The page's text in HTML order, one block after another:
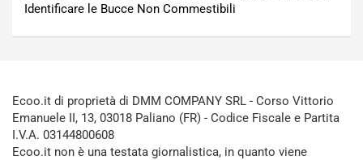
Identificare le Bucce Non Commestibili
Ecoo.it di proprietà di DMM COMPANY SRL - Corso Vittorio
Emanuele II, 13, 03018 Paliano (FR) - Codice Fiscale e Partita
I.V.A. 03144800608
Ecoo.it non è una testata giornalistica, in quanto viene